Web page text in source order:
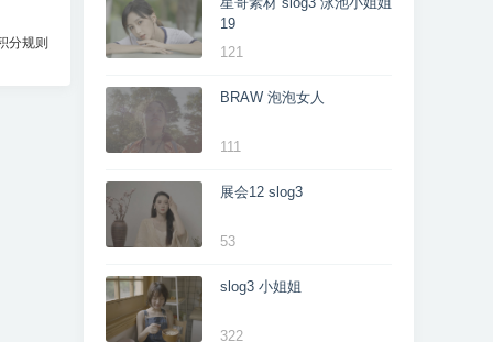
分规则
19
121
BRAW 泡泡女人
111
展会12 slog3
53
slog3 小姐姐
322